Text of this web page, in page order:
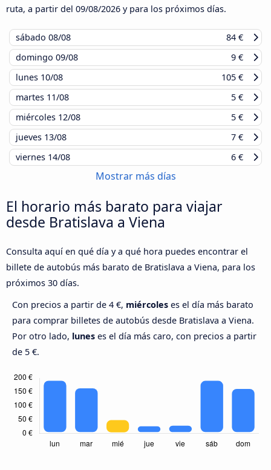
ruta, a partir del 09/08/2026 y para los próximos días.
sábado 08/08
84 €
domingo 09/08
9 €
lunes 10/08
105 €
martes 11/08
5 €
miércoles 12/08
5 €
jueves 13/08
7 €
viernes 14/08 6 €
Mostrar más días
El horario más barato para viajar
desde Bratislava a Viena
Consulta aquí en qué día y a qué hora puedes encontrar el
billete de autobús más barato de Bratislava a Viena, para los
próximos 30 días.
Con precios a partir de 4 €, miércoles es el día más barato
para comprar billetes de autobús desde Bratislava a Viena.
Por otro lado, lunes es el día más caro, con precios a partir
de 5 €.